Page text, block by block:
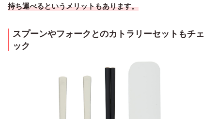
持ち運べるというメリットもあります。
スプーンやフォークとのカトラリーセットもチェ
ック